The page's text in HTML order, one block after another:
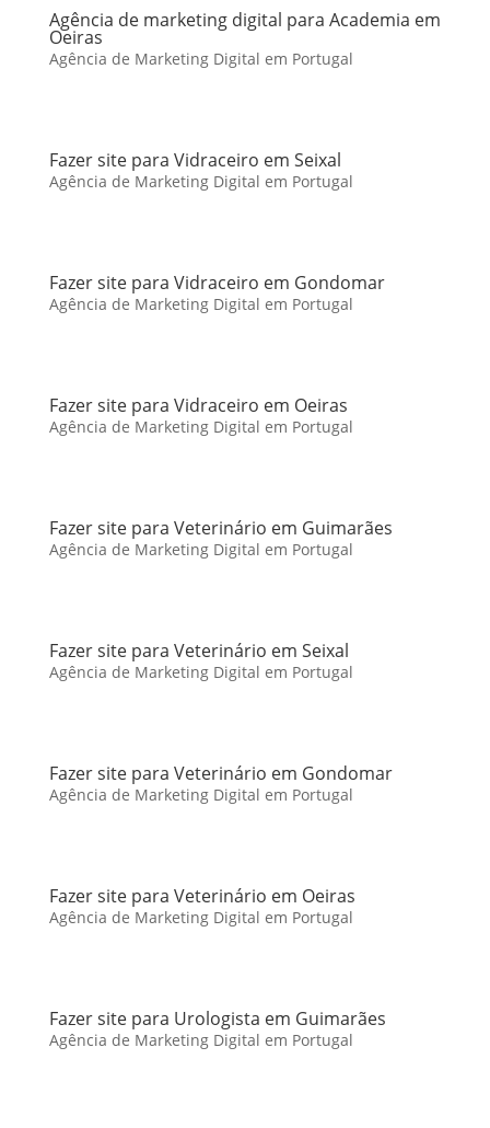
Agência de marketing digital para Academia em
Oeiras
Agência de Marketing Digital em Portugal
Fazer site para Vidraceiro em Seixal
Agência de Marketing Digital em Portugal
Fazer site para Vidraceiro em Gondomar
Agência de Marketing Digital em Portugal
Fazer site para Vidraceiro em Oeiras
Agência de Marketing Digital em Portugal
Fazer site para Veterinário em Guimarães
Agência de Marketing Digital em Portugal
Fazer site para Veterinário em Seixal
Agência de Marketing Digital em Portugal
Fazer site para Veterinário em Gondomar
Agência de Marketing Digital em Portugal
Fazer site para Veterinário em Oeiras
Agência de Marketing Digital em Portugal
Fazer site para Urologista em Guimarães
Agência de Marketing Digital em Portugal